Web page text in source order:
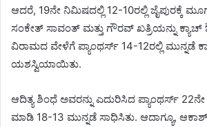
ಆದರೆ, 19ನೇ ನಿಮಿಷದಲ್ಲಿ 12-10ರಲ್ಲಿ ಜೈಪುರಕ್ಕೆ
ಸಂಕೇತ್‌ ಸಾವಂತ್‌ ಮತ್ತು ಗೌರವ್‌ ಖತ್ರಿಯನ್ನು
ವಿರಾಮದ ವೇಳೆಗೆ ಪ್ಯಾಂಥರ್ಸ್ 14-12ರಲ್ಲಿ ಮುನ್ನಡೆ
ಯಶಸ್ವಿಯಾಯಿತು.
ಆದಿತ್ಯ ಶಿಂಧೆ ಅವರನ್ನು ಎದುರಿಸಿದ ಪ್ಯಾಂಥರ್ಸ್
ಮಾಡಿ 18-13 ಮುನ್ನಡೆ ಸಾಧಿಸಿತು. ಆದಾಗ್ಯೂ,